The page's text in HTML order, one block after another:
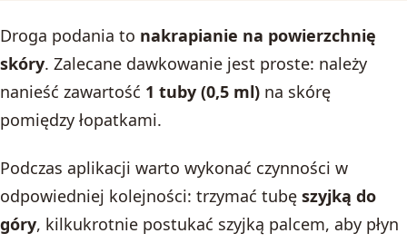
Droga podania to nakrapianie na powierzchnię
skóry. Zalecane dawkowanie jest proste: należy
nanieść zawartość 1 tuby (0,5 ml) na skórę
pomiędzy łopatkami.
Podczas aplikacji warto wykonać czynności w
odpowiedniej kolejności: trzymać tubę szyjką do
góry, kilkukrotnie postukać szyjką palcem, aby płyn